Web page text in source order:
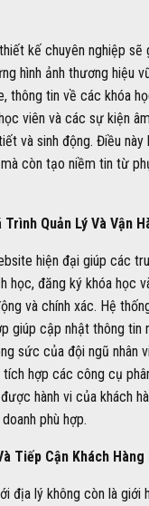
kế chuyên nghiệp sẽ
hình ảnh thương hiệu
thông tin về các khóa
viên và các sự kiện
và sinh động. Điều này
còn tạo niềm tin từ
Quản Lý Và Vận
hiện đại giúp các
học, đăng ký khóa học
và chính xác. Hệ
giúp cập nhật thông tin
sức của đội ngũ nhân
hợp các công cụ
hành vi của khách
phù hợp.
Tiếp Cận Khách Hàng
địa lý không còn là giới